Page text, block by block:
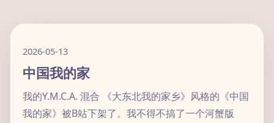
2026-05-13
中国我的家
我的Y.M.C.A. 混合 《大东北我的家乡》风格的《中国
我的家》被B站下架了。我不得不搞了一个河蟹版